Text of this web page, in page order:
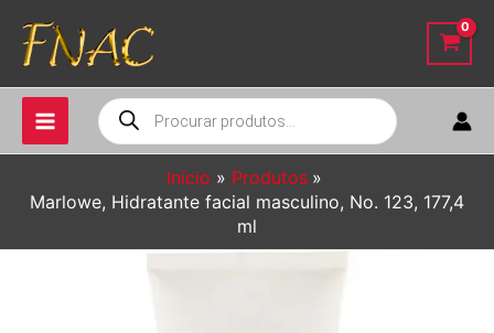
para
conteúdo
Pesquisar
produtos
Início
Produtos
Marlowe, Hidratante facial masculino, No. 123, 177,4
ml